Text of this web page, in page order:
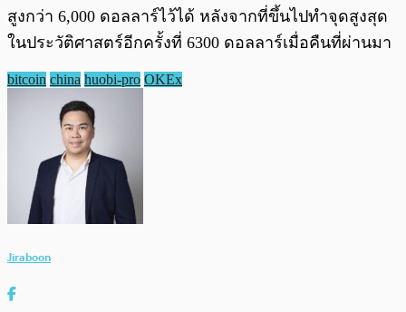
สูงกว่า 6,000 ดอลลาร์ไว้ได้ หลังจากที่ขึ้นไปทำจุดสูงสุด
ในประวัติศาสตร์อีกครั้งที่ 6300 ดอลลาร์เมื่อคืนที่ผ่านมา
bitcoin china huobi-pro OKEx
Jiraboon